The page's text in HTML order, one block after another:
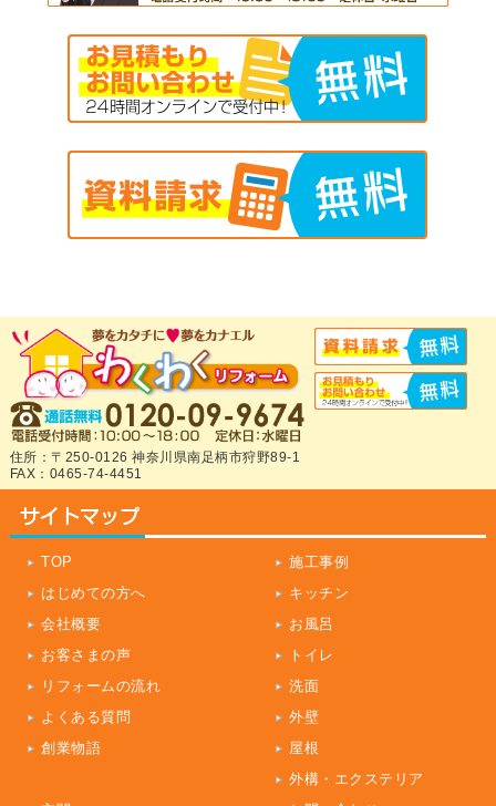
住所：〒250-0126 神奈川県南足柄市狩野89-1
FAX：0465-74-4451
TOP
はじめての方へ
会社概要
お客さまの声
リフォームの流れ
よくある質問
創業物語
施工事例
キッチン
お風呂
トイレ
洗面
外壁
屋根
外構・エクステリア